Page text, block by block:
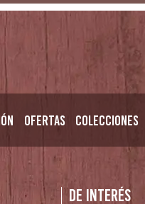
Ofertas Colecciones
De interés